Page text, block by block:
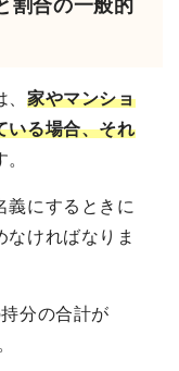
割合の一般的
家やマンショ
いる場合、それ
義にするときに
ければなりま
分の合計が